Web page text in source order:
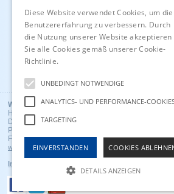
Kontakt
Impressum
Wuntronic GmbH
Heppstrasse 30
D - 80995 Munich, Germany
Phone +49 (89) 3133007
Fax +49 (89) 3146706
wuntronic@wuntronic.de
Impressum
Diese Website verwendet Cookies, um die
Benutzererfahrung zu verbessern. Durch
die Nutzung unserer Website akzeptieren
Sie alle Cookies gemäß unserer Cookie-
Richtlinie.
UNBEDINGT NOTWENDIGE
ANALYTICS- UND PERFORMANCE-
TARGETING
EINVERSTANDEN COOKIES
DETAILS ANZEIGEN